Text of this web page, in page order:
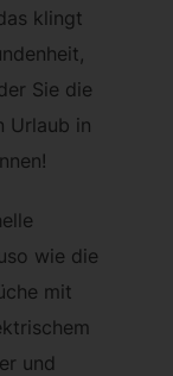
klingt
Sie die
Urlaub in
wie die
mit
und